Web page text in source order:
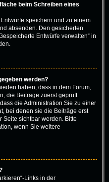
beim Schreiben eines
speichern und zu einem
absenden. Den gesicherten
Entwürfe verwalten“ in
werden?
haben, dass in dem Forum,
die Beiträge zuerst geprüft
die Administration Sie zu einer
bei denen sie die Beiträge erst
Seite sichtbar werden. Bitte
wenn Sie weitere
Links in der